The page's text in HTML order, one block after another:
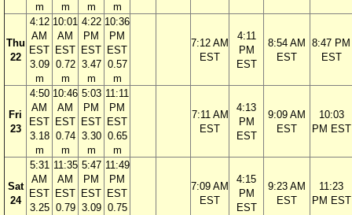
m
m
m
m
Thu
22
4:12
AM
EST
3.09
m
10:01
AM
EST
0.72
m
4:22
PM
EST
3.47
m
10:36
PM
EST
0.57
m
7:12 AM
EST
4:11
PM
EST
8:54 AM
EST
8:47 PM
EST
Fri
23
4:50
AM
EST
3.18
m
10:46
AM
EST
0.74
m
5:03
PM
EST
3.30
m
11:11
PM
EST
0.65
m
7:11 AM
EST
4:13
PM
EST
9:09 AM
EST
10:03
PM EST
Sat
24
5:31
AM
EST
3.25
11:35
AM
EST
0.79
5:47
PM
EST
3.09
11:49
PM
EST
0.75
7:09 AM
EST
4:15
PM
EST
9:23 AM
EST
11:23
PM EST